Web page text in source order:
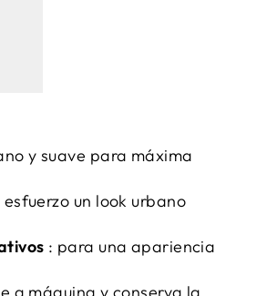
y suave para máxima
esfuerzo un look urbano
: para una apariencia
a máquina y conserva la